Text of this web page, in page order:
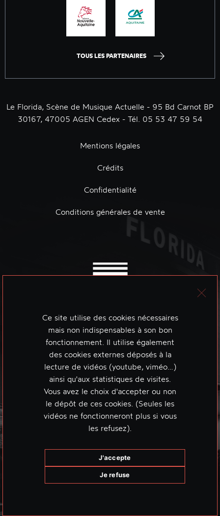
TOUS LES PARTENAIRES
Le Florida, Scène de Musique Actuelle - 95 Bd Carnot BP
30167, 47005 AGEN Cedex - Tél. 05 53 47 59 54
Mentions légales
Crédits
Confidentialité
Conditions générales de vente
Ce site utilise des cookies nécessaires
mais non indispensables à son bon
fonctionnement. Il utilise également
des cookies externes déposés à la
lecture de vidéos (youtube, viméo…)
ainsi qu'aux statistiques de visites.
Vous avez le choix d'accepter ou non
le dépôt de ces cookies. (Seules les
vidéos ne fonctionneront plus si vous
les refusez).
J'accepte
Je refuse